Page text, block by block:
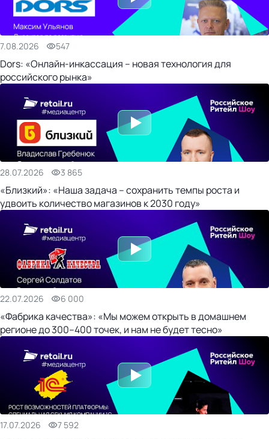
7.08.2026 547
Dors: «Онлайн-инкассация – новая технология для
российского рынка»
28.07.2026 3 865
«Близкий»: «Наша задача – сохранить темпы роста и
удвоить количество магазинов к 2030 году»
22.07.2026 6 000
«Фабрика качества»: «Мы можем открыть в домашнем
регионе до 300–400 точек, и нам не будет тесно»
17.07.2026 7 592